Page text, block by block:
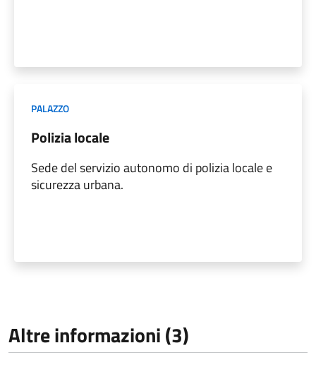
PALAZZO
Polizia locale
Sede del servizio autonomo di polizia locale e
sicurezza urbana.
Altre informazioni (3)